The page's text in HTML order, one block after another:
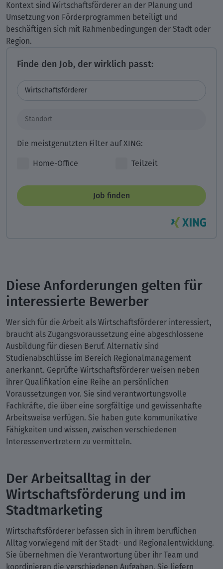
Kontext sind Wirtschaftsförderer an der Planung und
Umsetzung von Förderprogrammen beteiligt und
beschäftigen sich mit Rahmenbedingungen der Stadt oder
Region.
Finde den Job, der wirklich passt:
Job finden
Die meistgenutzten Filter auf XING:
Home-Office Teilzeit
Diese Anforderungen gelten für
interessierte Bewerber
Wer sich für die Arbeit als Wirtschaftsförderer interessiert,
braucht als Zugangsvoraussetzung eine abgeschlossene
Ausbildung für diesen Beruf. Alternativ sind
Studienabschlüsse im Bereich Regionalmanagement
anerkannt. Geprüfte Wirtschaftsförderer weisen neben
ihrer Qualifikation eine Reihe an persönlichen
Voraussetzungen vor. Sie sind verantwortungsvolle
Fachkräfte, die über eine sorgfältige und gewissenhafte
Arbeitsweise verfügen. Sie haben gute kommunikative
Fähigkeiten und wissen, zwischen verschiedenen
Interessenvertretern zu vermitteln.
Der Arbeitsalltag in der
Wirtschaftsförderung und im
Stadtmarketing
Wirtschaftsförderer befassen sich in ihrem beruflichen
Alltag vorwiegend mit der Stadt- und Regionalentwicklung.
Sie übernehmen die Verantwortung über ihr Team und
koordinieren die verschiedenen Aufgaben. Sie liefern